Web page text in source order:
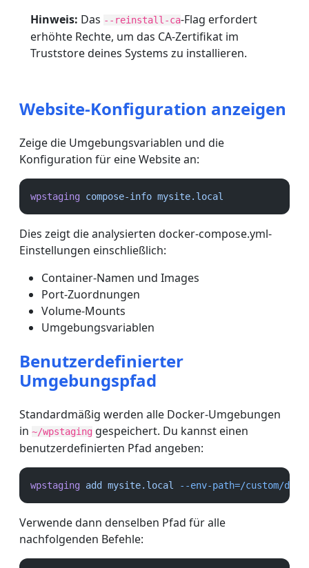
Hinweis: Das --reinstall-ca-Flag erfordert
erhöhte Rechte, um das CA-Zertifikat im
Truststore deines Systems zu installieren.
Website-Konfiguration anzeigen
Zeige die Umgebungsvariablen und die
Konfiguration für eine Website an:
wpstaging compose-info mysite.local
Dies zeigt die analysierten docker-compose.yml-
Einstellungen einschließlich:
Container-Namen und Images
Port-Zuordnungen
Volume-Mounts
Umgebungsvariablen
Benutzerdefinierter
Umgebungspfad
Standardmäßig werden alle Docker-Umgebungen
in ~/wpstaging gespeichert. Du kannst einen
benutzerdefinierten Pfad angeben:
wpstaging add mysite.local --env-path=/custom/
Verwende dann denselben Pfad für alle
nachfolgenden Befehle: